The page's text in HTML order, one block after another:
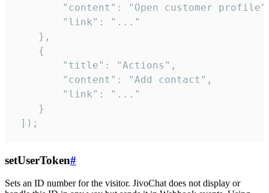
"content": "Open customer
        "link": "..."
    },
    {
        "title": "Actions",
        "content": "Add contact",
        "link": "..."
    }
]);
setUserToken#
Sets an ID number for the visitor. JivoChat does not display or